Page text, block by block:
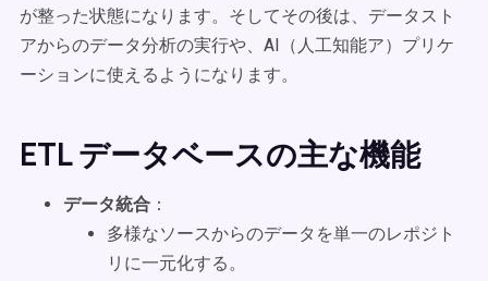
が整った状態になります。そしてその後は、データスト
アからのデータ分析の実行や、AI（人工知能ア）プリケ
ーションに使えるようになります。
ETL データベースの主な機能
データ統合 ：
多様なソースからのデータを単一のレポジト
リに一元化する。